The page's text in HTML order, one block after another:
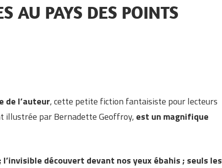
AU PAYS DES POINTS
de l’auteur, cette petite fiction fantaisiste pour lecteurs
illustrée par Bernadette Geoffroy, est un magnifique
découvert devant nos yeux ébahis ; seuls les